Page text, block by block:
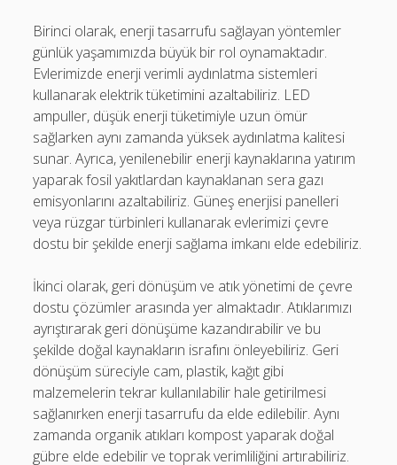
Birinci olarak, enerji tasarrufu sağlayan yöntemler
günlük yaşamımızda büyük bir rol oynamaktadır.
Evlerimizde enerji verimli aydınlatma sistemleri
kullanarak elektrik tüketimini azaltabiliriz. LED
ampuller, düşük enerji tüketimiyle uzun ömür
sağlarken aynı zamanda yüksek aydınlatma kalitesi
sunar. Ayrıca, yenilenebilir enerji kaynaklarına yatırım
yaparak fosil yakıtlardan kaynaklanan sera gazı
emisyonlarını azaltabiliriz. Güneş enerjisi panelleri
veya rüzgar türbinleri kullanarak evlerimizi çevre
dostu bir şekilde enerji sağlama imkanı elde edebiliriz.
İkinci olarak, geri dönüşüm ve atık yönetimi de çevre
dostu çözümler arasında yer almaktadır. Atıklarımızı
ayrıştırarak geri dönüşüme kazandırabilir ve bu
şekilde doğal kaynakların israfını önleyebiliriz. Geri
dönüşüm süreciyle cam, plastik, kağıt gibi
malzemelerin tekrar kullanılabilir hale getirilmesi
sağlanırken enerji tasarrufu da elde edilebilir. Aynı
zamanda organik atıkları kompost yaparak doğal
gübre elde edebilir ve toprak verimliliğini artırabiliriz.